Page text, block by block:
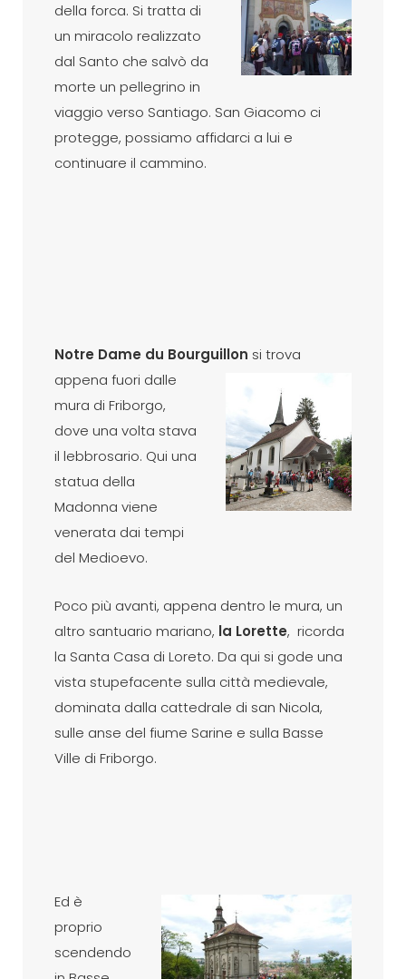
della forca. Si tratta di
un miracolo realizzato
dal Santo che salvò da
morte un pellegrino in
viaggio verso Santiago. San Giacomo ci
protegge, possiamo affidarci a lui e
continuare il cammino.
Notre Dame du Bourguillon si trova
appena fuori dalle
mura di Friborgo,
dove una volta stava
il lebbrosario. Qui una
statua della
Madonna viene
venerata dai tempi
del Medioevo.
Poco più avanti, appena dentro le mura, un
altro santuario mariano, la Lorette, ricorda
la Santa Casa di Loreto. Da qui si gode una
vista stupefacente sulla città medievale,
dominata dalla cattedrale di san Nicola,
sulle anse del fiume Sarine e sulla Basse
Ville di Friborgo.
Ed è
proprio
scendendo